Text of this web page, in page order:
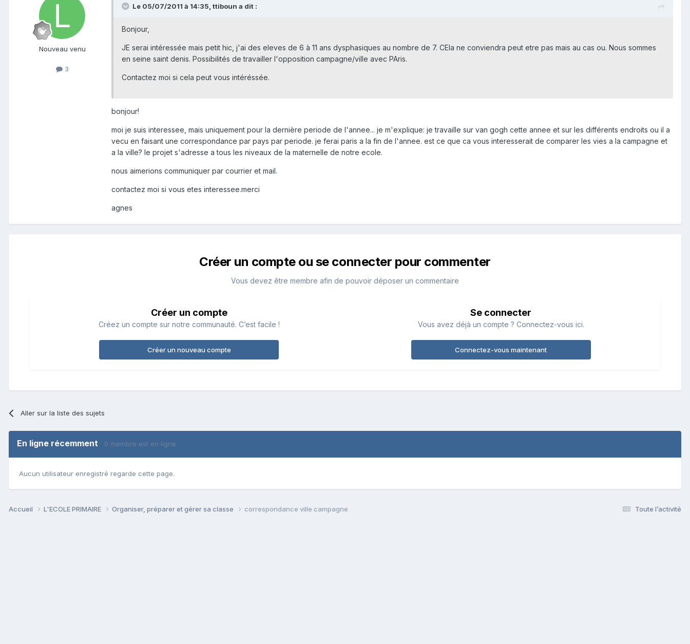
Nouveau venu
3
Le 05/07/2011 à 14:35, ttiboun a dit :
Bonjour,
JE serai intéressée mais petit hic, j'ai des eleves de 6 à 11 ans dysphasiques au nombre de 7. CEla ne conviendra peut etre pas mais au cas ou. Nous sommes
en seine saint denis. Possibilités de travailler l'opposition campagne/ville avec PAris.
Contactez moi si cela peut vous intéréssée.
bonjour!
moi je suis interessee, mais uniquement pour la dernière periode de l'annee... je m'explique: je travaille sur van gogh cette annee et sur les différents endroits ou il a
vecu en faisant une correspondance par pays par periode. je ferai paris a la fin de l'annee. est ce que ca vous interesserait de comparer les vies a la campagne et
a la ville? le projet s'adresse a tous les niveaux de la maternelle de notre ecole.
nous aimerions communiquer par courrier et mail.
contactez moi si vous etes interessee.merci
agnes
Créer un compte ou se connecter pour commenter
Vous devez être membre afin de pouvoir déposer un commentaire
Créer un compte
Créez un compte sur notre communauté. C’est facile !
Créer un nouveau compte
Se connecter
Vous avez déjà un compte ? Connectez-vous ici.
Connectez-vous maintenant
Aller sur la liste des sujets
En ligne récemment 0 membre est en ligne
Aucun utilisateur enregistré regarde cette page.
Toute l’activité
Accueil L'ECOLE PRIMAIRE Organiser, préparer et gérer sa classe correspondance ville campagne